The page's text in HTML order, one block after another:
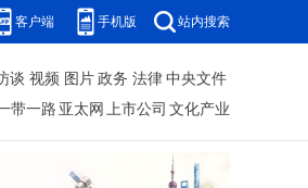
客户端 手机版 站内搜索
谈 视频 图片 政务 法律 中央文件
带一路 亚太网 上市公司 文化产业